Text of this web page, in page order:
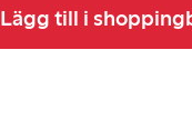
Lägg till i